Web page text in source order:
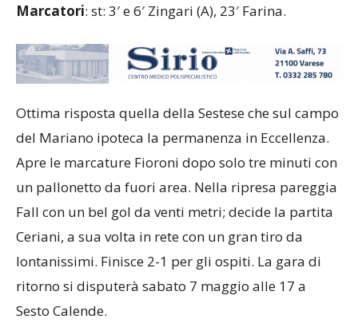
Marcatori: st: 3′ e 6′ Zingari (A), 23′ Farina.
Ottima risposta quella della Sestese che sul campo
del Mariano ipoteca la permanenza in Eccellenza.
Apre le marcature Fioroni dopo solo tre minuti con
un pallonetto da fuori area. Nella ripresa pareggia
Fall con un bel gol da venti metri; decide la partita
Ceriani, a sua volta in rete con un gran tiro da
lontanissimi. Finisce 2-1 per gli ospiti. La gara di
ritorno si disputerà sabato 7 maggio alle 17 a
Sesto Calende.